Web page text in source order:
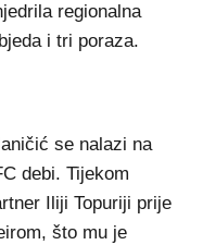
regionalna
i tri poraza.
se nalazi na
debi. Tijekom
Iliji Topuriji prije
što mu je